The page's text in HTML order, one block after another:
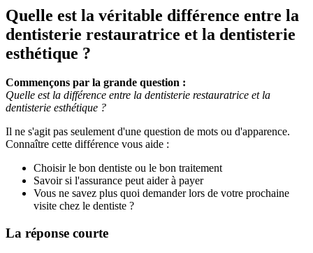
Quelle est la véritable différence entre la
dentisterie restauratrice et la dentisterie
esthétique ?
Commençons par la grande question :
Quelle est la différence entre la dentisterie restauratrice et la
dentisterie esthétique ?
Il ne s'agit pas seulement d'une question de mots ou d'apparence.
Connaître cette différence vous aide :
Choisir le bon dentiste ou le bon traitement
Savoir si l'assurance peut aider à payer
Vous ne savez plus quoi demander lors de votre prochaine
visite chez le dentiste ?
La réponse courte